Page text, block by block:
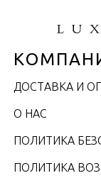
ДОСТАВКА И
О НАС
ПОЛИТИКА
ПОЛИТИКА